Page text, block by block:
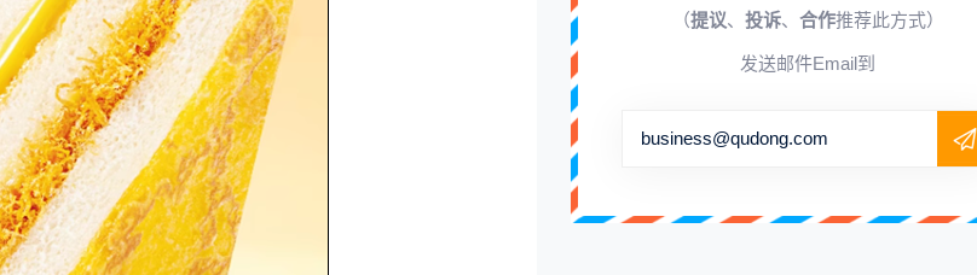
（提议、 投诉、 合作推荐此方式）
发送邮件Email到
business@qudong.com